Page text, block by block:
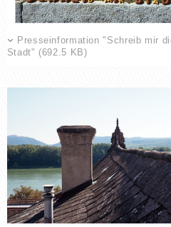
Presseinformation "Schreib mir
Stadt" (692.5 KB)